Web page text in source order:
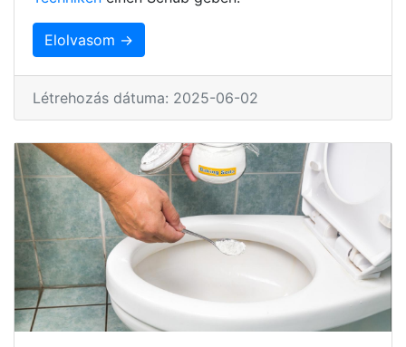
Elolvasom →
Létrehozás dátuma: 2025-06-02